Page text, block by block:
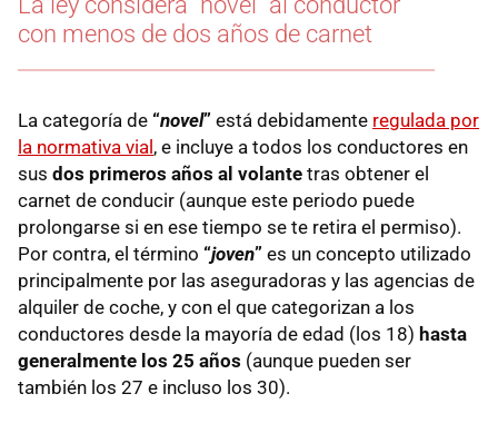
con menos de dos años de carnet
La categoría de “novel” está debidamente regulada por
la normativa vial, e incluye a todos los conductores en
sus dos primeros años al volante tras obtener el
carnet de conducir (aunque este periodo puede
prolongarse si en ese tiempo se te retira el permiso).
Por contra, el término “joven” es un concepto utilizado
principalmente por las aseguradoras y las agencias de
alquiler de coche, y con el que categorizan a los
conductores desde la mayoría de edad (los 18) hasta
generalmente los 25 años (aunque pueden ser
también los 27 e incluso los 30).